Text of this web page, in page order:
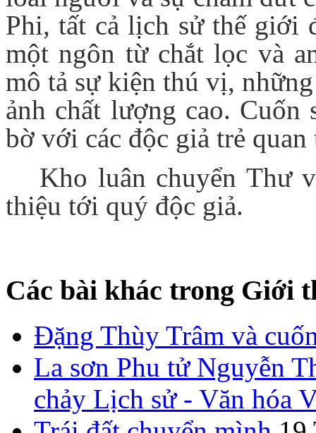
Phi, tất cả lịch sử thế giới
một ngôn từ chắt lọc và
mô tả sự kiện thú vị,
ảnh chất lượng cao.
bờ với các độc giả trẻ
Kho luân chuyển Thư
thiệu tới quý độc giả.
Các bài khác trong Giới
Đặng Thùy Trâm và
La sơn Phu tử Nguyễn
chảy Lịch sử - Văn hóa